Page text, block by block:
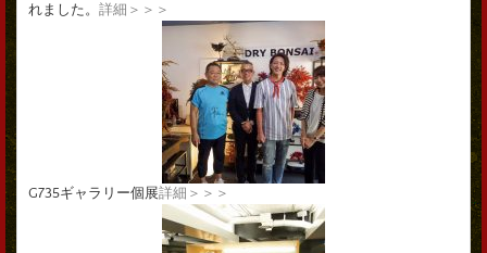
れました。 詳細＞＞＞
G735ギャラリー個展詳細＞＞＞